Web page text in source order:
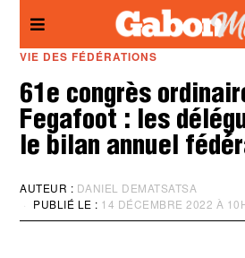
VIE DES FÉDÉRATIONS
61e congrès
Fegafoot : les
le bilan annuel
AUTEUR : DANIEL DEMATSATSA
PUBLIÉ LE : 14 DÉCEMBRE 2022 À
Panneau de gestion des cookies